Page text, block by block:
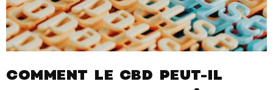
COMMENT LE CBD PEUT-IL